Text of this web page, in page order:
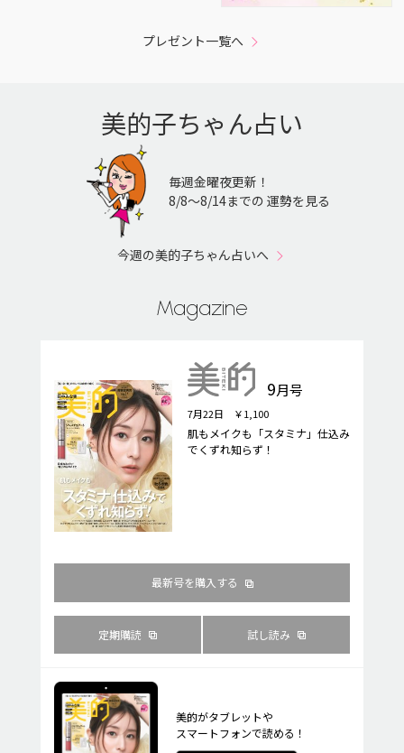
プレゼント一覧へ
美的子ちゃん占い
毎週金曜夜更新！
8/8〜8/14までの 運勢を見る
今週の美的子ちゃん占いへ
Magazine
9月号
7月22日 ￥1,100
肌もメイクも「スタミナ」仕込み
でくずれ知らず！
最新号を購入する
定期購読 試し読み
美的がタブレットや
スマートフォンで読める！